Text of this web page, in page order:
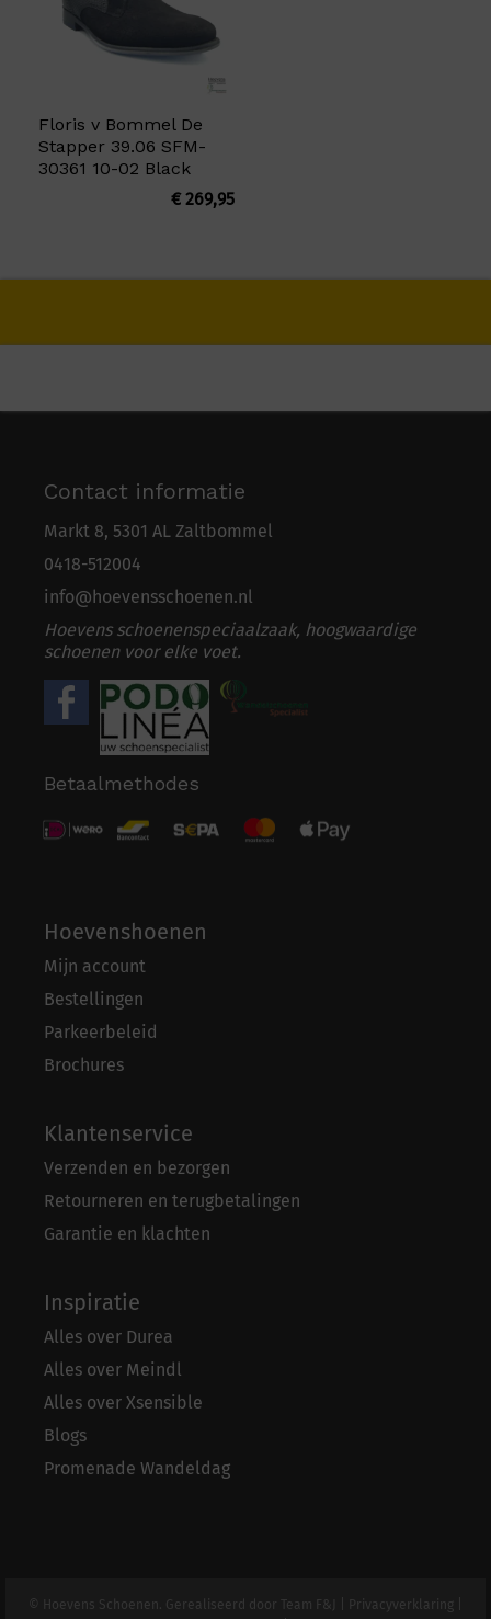
Floris v Bommel De
Stapper 39.06 SFM-
30361 10-02 Black
€269,95
Contact informatie
Markt 8, 5301 AL Zaltbommel
0418-512004
info@hoevensschoenen.nl
Hoevens schoenenspeciaalzaak, hoogwaardige
schoenen voor elke voet.
Betaalmethodes
Hoevenshoenen
Mijn account
Bestellingen
Parkeerbeleid
Brochures
Klantenservice
Verzenden en bezorgen
Retourneren en terugbetalingen
Garantie en klachten
Inspiratie
Alles over Durea
Alles over Meindl
Alles over Xsensible
Blogs
Promenade Wandeldag
© Hoevens Schoenen. Gerealiseerd door Team F&J Privacyverklaring